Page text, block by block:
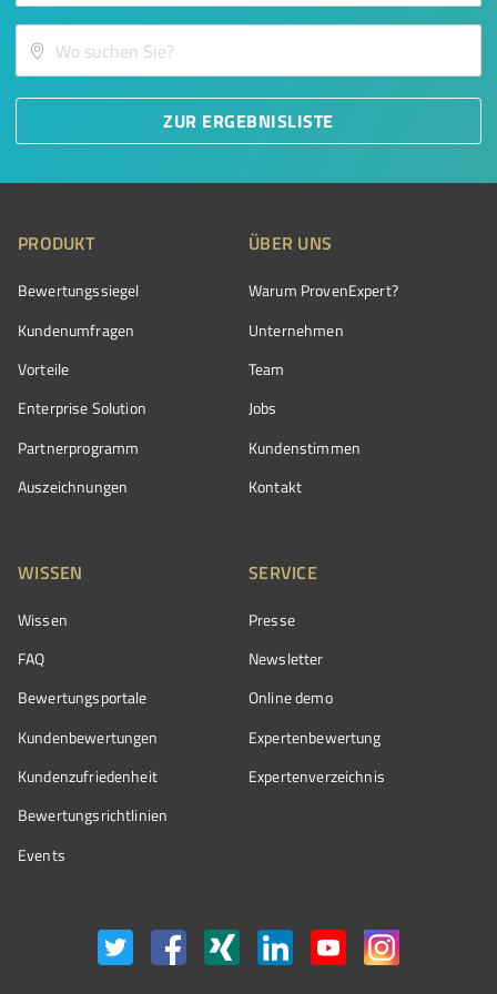
ZUR ERGEBNISLISTE
PRODUKT
Bewertungssiegel
Kundenumfragen
Vorteile
Enterprise Solution
Partnerprogramm
Auszeichnungen
ÜBER UNS
Warum ProvenExpert?
Unternehmen
Team
Jobs
Kundenstimmen
Kontakt
WISSEN
Wissen
FAQ
Bewertungsportale
Kundenbewertungen
Kundenzufriedenheit
Bewertungs­richtlinien
Events
SERVICE
Presse
Newsletter
Online demo
Expertenbewertung
Expertenverzeichnis